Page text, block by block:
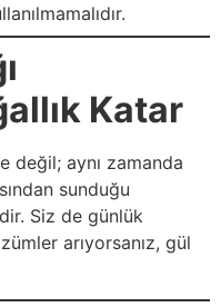
Katar
değil; aynı zamanda
sunduğu
Siz de günlük
arıyorsanız, gül